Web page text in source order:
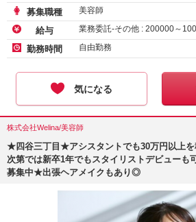
募集職種 美容師
給与 業務委託-その他 : 200000～
勤務時間 自由勤務
気になる
株式会社Welina/美容師
★四谷三丁目★アシスタントでも30万円以上を
次第では新卒1年でもスタイリストデビューも
募集中★出張ヘアメイクもあり◎